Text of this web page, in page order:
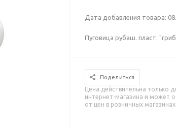
Дата добавления товара:
Пуговица рубаш. пласт.
Поделиться
Цена действительна только
интернет-магазина и может
от цен в розничных магазинах